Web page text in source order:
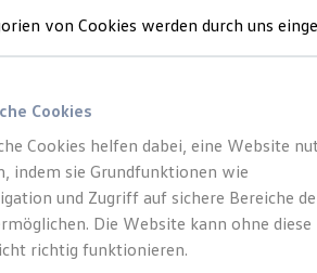
und Gebrauchtwagen
Angebote
Leasing
Gebrauchtwagen-Leasing
Leasing
Leasing
ohne Anzahlung
von Cookies werden durch uns
Cookies
Cookies helfen dabei, eine Website
indem sie Grundfunktionen wie
und Zugriff auf sichere Bereiche
Die Website kann ohne diese
richtig funktionieren.